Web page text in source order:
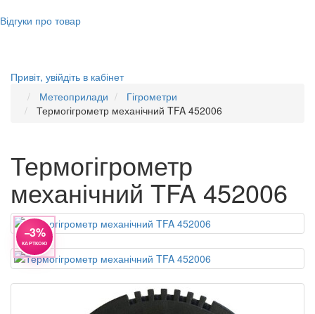
Відгуки про товар
Привіт, увійдіть в кабінет
Метеоприлади
Гігрометри
Термогігрометр механічний TFA 452006
Термогігрометр
механічний TFA 452006
−3%
КАРТКОЮ